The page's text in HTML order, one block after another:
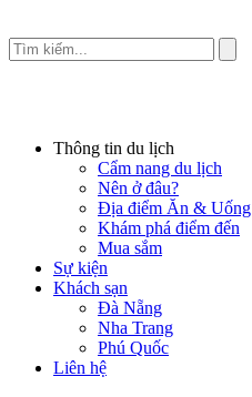
Thông tin du lịch
Cẩm nang du lịch
Nên ở đâu?
Địa điểm Ăn & Uống
Khám phá điểm đến
Mua sắm
Sự kiện
Khách sạn
Đà Nẵng
Nha Trang
Phú Quốc
Liên hệ